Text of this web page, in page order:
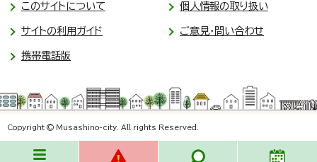
このサイトについて 個人情報の取り扱い
サイトの利用ガイド ご意見・問い合わせ
携帯電話版
Copyright © Musashino-city. All rights Reserved.